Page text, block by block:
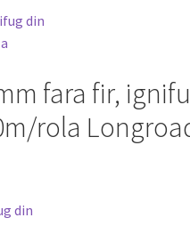
fara fir,
rola